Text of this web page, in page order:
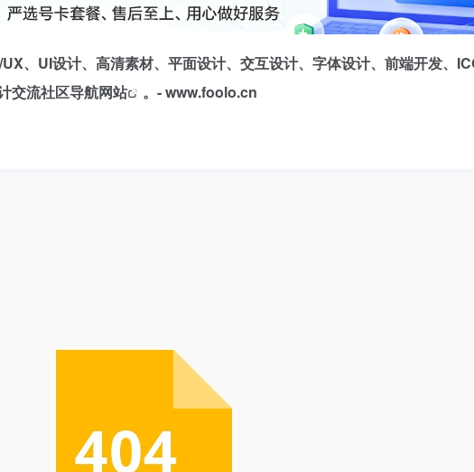
、UI设计、高清素材、平面设计、交互设计、字体设计、前端开发、
交流社区导航网站 。- www.foolo.cn